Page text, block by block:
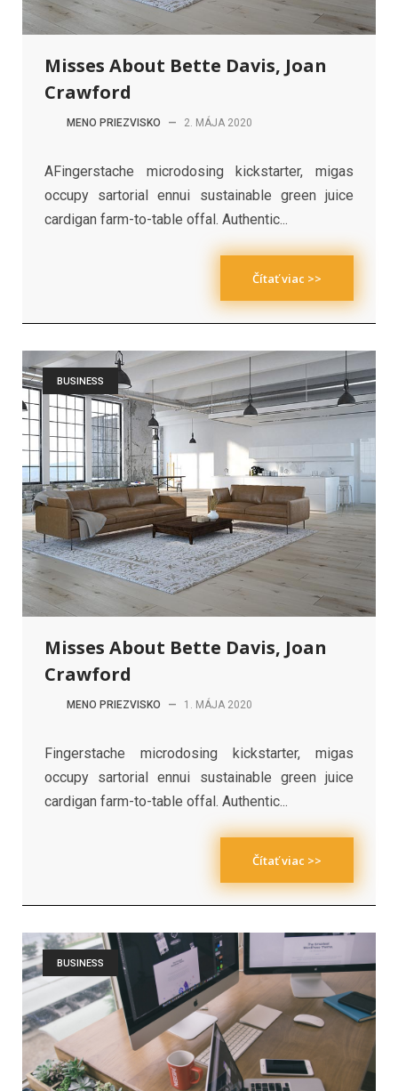
Misses About Bette Davis, Joan
Crawford
MENO PRIEZVISKO — 2. MÁJA 2020
AFingerstache microdosing kickstarter, migas
occupy sartorial ennui sustainable green juice
cardigan farm-to-table offal. Authentic...
Čítať viac >>
BUSINESS
Misses About Bette Davis, Joan
Crawford
MENO PRIEZVISKO — 1. MÁJA 2020
Fingerstache microdosing kickstarter, migas
occupy sartorial ennui sustainable green juice
cardigan farm-to-table offal. Authentic...
Čítať viac >>
BUSINESS